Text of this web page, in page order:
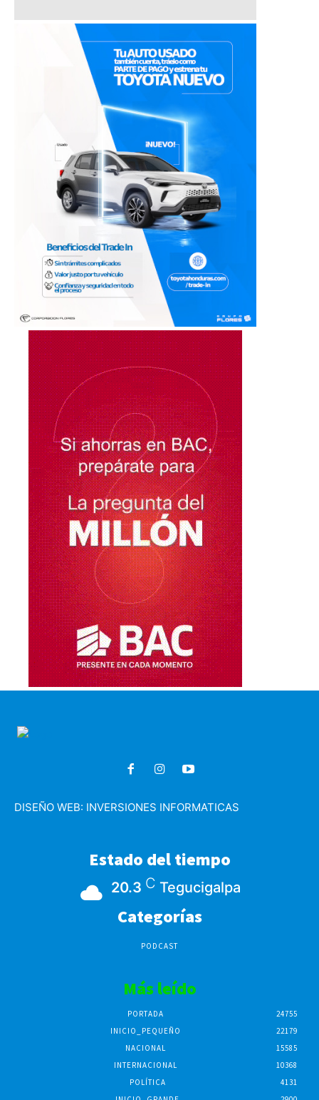
DISEÑO WEB: INVERSIONES INFORMATICAS
Estado del tiempo
20.3 C Tegucigalpa
Categorías
PODCAST
Más leído
PORTADA
24755
INICIO_PEQUEÑO
22179
NACIONAL
15585
INTERNACIONAL
10368
POLÍTICA
4131